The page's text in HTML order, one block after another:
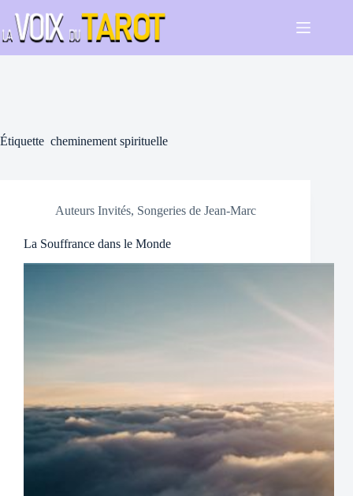
contenu
Étiquette cheminement spirituelle
Auteurs Invités, Songeries de Jean-Marc
La Souffrance dans le Monde